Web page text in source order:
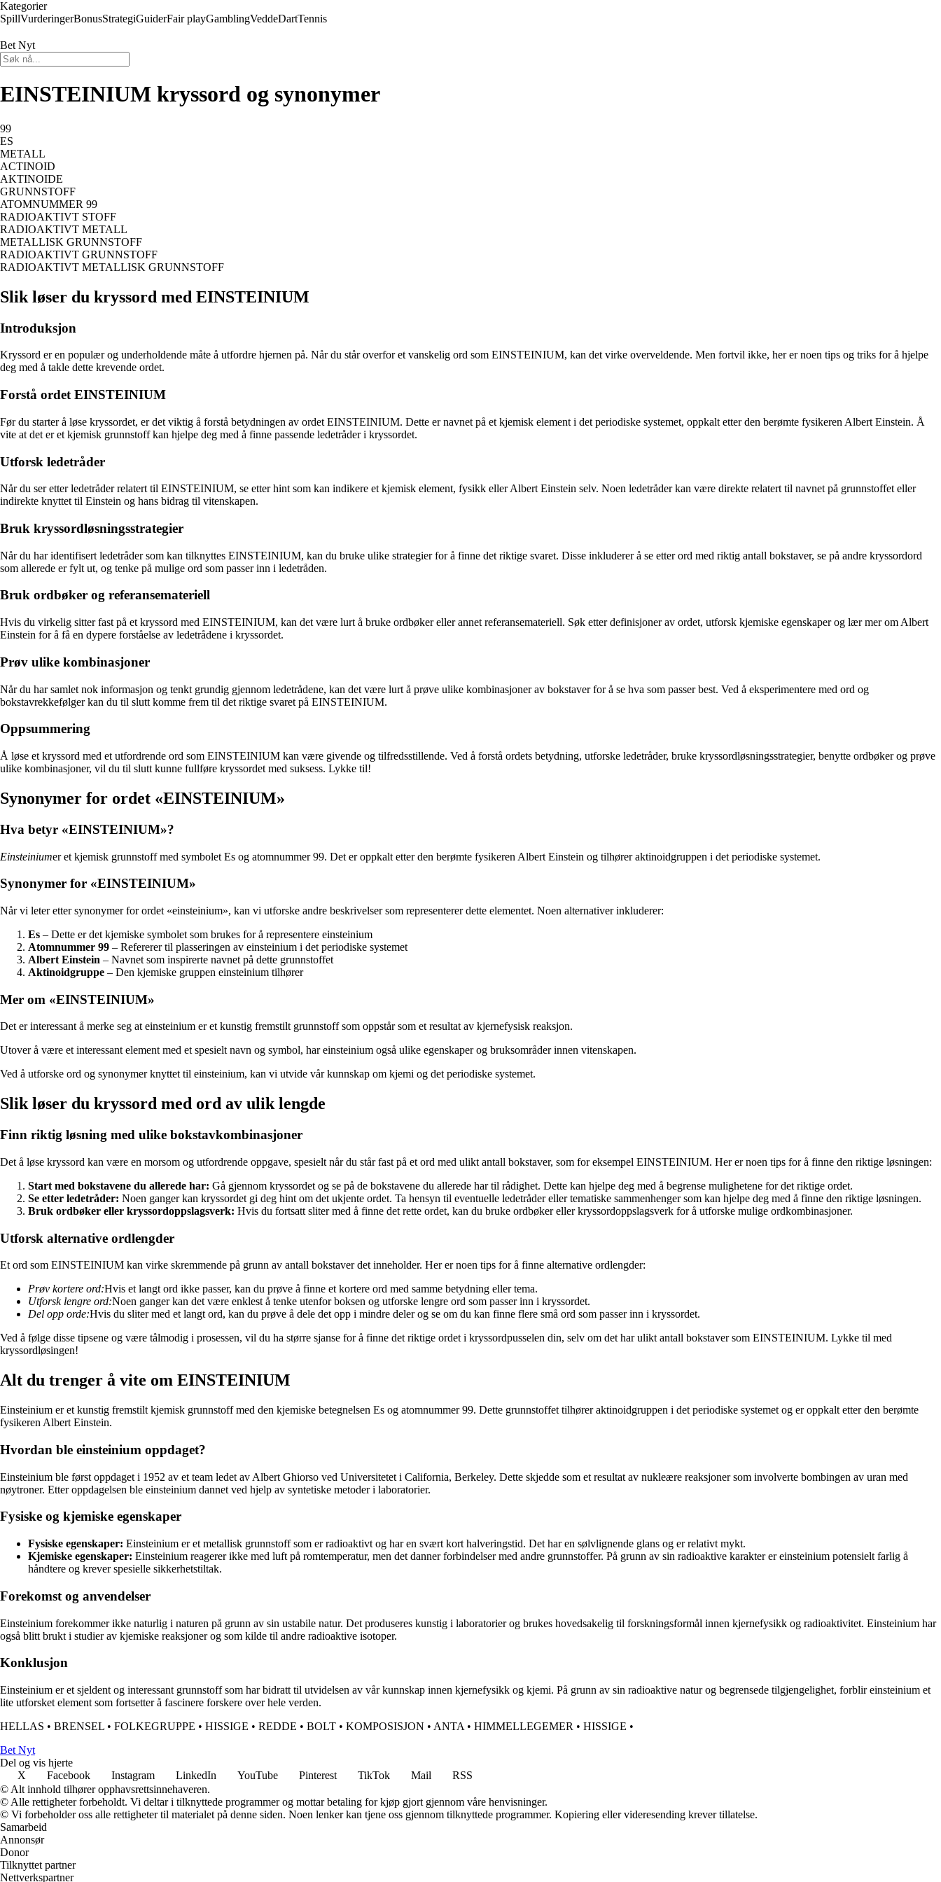
Kategorier
SpillVurderingerBonusStrategiGuiderFair playGamblingVeddeDartTennis
Bet Nyt
EINSTEINIUM kryssord og synonymer
99
ES
METALL
ACTINOID
AKTINOIDE
GRUNNSTOFF
ATOMNUMMER 99
RADIOAKTIVT STOFF
RADIOAKTIVT METALL
METALLISK GRUNNSTOFF
RADIOAKTIVT GRUNNSTOFF
RADIOAKTIVT METALLISK GRUNNSTOFF
Slik løser du kryssord med EINSTEINIUM
Introduksjon
Kryssord er en populær og underholdende måte å utfordre hjernen på. Når du står overfor et vanskelig ord som EINSTEINIUM, kan det virke overveldende. Men fortvil ikke, her er noen tips og triks for å hjelpe
deg med å takle dette krevende ordet.
Forstå ordet EINSTEINIUM
Før du starter å løse kryssordet, er det viktig å forstå betydningen av ordet EINSTEINIUM. Dette er navnet på et kjemisk element i det periodiske systemet, oppkalt etter den berømte fysikeren Albert Einstein. Å
vite at det er et kjemisk grunnstoff kan hjelpe deg med å finne passende ledetråder i kryssordet.
Utforsk ledetråder
Når du ser etter ledetråder relatert til EINSTEINIUM, se etter hint som kan indikere et kjemisk element, fysikk eller Albert Einstein selv. Noen ledetråder kan være direkte relatert til navnet på grunnstoffet eller
indirekte knyttet til Einstein og hans bidrag til vitenskapen.
Bruk kryssordløsningsstrategier
Når du har identifisert ledetråder som kan tilknyttes EINSTEINIUM, kan du bruke ulike strategier for å finne det riktige svaret. Disse inkluderer å se etter ord med riktig antall bokstaver, se på andre kryssordord
som allerede er fylt ut, og tenke på mulige ord som passer inn i ledetråden.
Bruk ordbøker og referansemateriell
Hvis du virkelig sitter fast på et kryssord med EINSTEINIUM, kan det være lurt å bruke ordbøker eller annet referansemateriell. Søk etter definisjoner av ordet, utforsk kjemiske egenskaper og lær mer om Albert
Einstein for å få en dypere forståelse av ledetrådene i kryssordet.
Prøv ulike kombinasjoner
Når du har samlet nok informasjon og tenkt grundig gjennom ledetrådene, kan det være lurt å prøve ulike kombinasjoner av bokstaver for å se hva som passer best. Ved å eksperimentere med ord og
bokstavrekkefølger kan du til slutt komme frem til det riktige svaret på EINSTEINIUM.
Oppsummering
Å løse et kryssord med et utfordrende ord som EINSTEINIUM kan være givende og tilfredsstillende. Ved å forstå ordets betydning, utforske ledetråder, bruke kryssordløsningsstrategier, benytte ordbøker og prøve
ulike kombinasjoner, vil du til slutt kunne fullføre kryssordet med suksess. Lykke til!
Synonymer for ordet «EINSTEINIUM»
Hva betyr «EINSTEINIUM»?
Einsteiniumer et kjemisk grunnstoff med symbolet Es og atomnummer 99. Det er oppkalt etter den berømte fysikeren Albert Einstein og tilhører aktinoidgruppen i det periodiske systemet.
Synonymer for «EINSTEINIUM»
Når vi leter etter synonymer for ordet «einsteinium», kan vi utforske andre beskrivelser som representerer dette elementet. Noen alternativer inkluderer:
Es – Dette er det kjemiske symbolet som brukes for å representere einsteinium
Atomnummer 99 – Refererer til plasseringen av einsteinium i det periodiske systemet
Albert Einstein – Navnet som inspirerte navnet på dette grunnstoffet
Aktinoidgruppe – Den kjemiske gruppen einsteinium tilhører
Mer om «EINSTEINIUM»
Det er interessant å merke seg at einsteinium er et kunstig fremstilt grunnstoff som oppstår som et resultat av kjernefysisk reaksjon.
Utover å være et interessant element med et spesielt navn og symbol, har einsteinium også ulike egenskaper og bruksområder innen vitenskapen.
Ved å utforske ord og synonymer knyttet til einsteinium, kan vi utvide vår kunnskap om kjemi og det periodiske systemet.
Slik løser du kryssord med ord av ulik lengde
Finn riktig løsning med ulike bokstavkombinasjoner
Det å løse kryssord kan være en morsom og utfordrende oppgave, spesielt når du står fast på et ord med ulikt antall bokstaver, som for eksempel EINSTEINIUM. Her er noen tips for å finne den riktige løsningen:
Start med bokstavene du allerede har: Gå gjennom kryssordet og se på de bokstavene du allerede har til rådighet. Dette kan hjelpe deg med å begrense mulighetene for det riktige ordet.
Se etter ledetråder: Noen ganger kan kryssordet gi deg hint om det ukjente ordet. Ta hensyn til eventuelle ledetråder eller tematiske sammenhenger som kan hjelpe deg med å finne den riktige løsningen.
Bruk ordbøker eller kryssordoppslagsverk: Hvis du fortsatt sliter med å finne det rette ordet, kan du bruke ordbøker eller kryssordoppslagsverk for å utforske mulige ordkombinasjoner.
Utforsk alternative ordlengder
Et ord som EINSTEINIUM kan virke skremmende på grunn av antall bokstaver det inneholder. Her er noen tips for å finne alternative ordlengder:
Prøv kortere ord:Hvis et langt ord ikke passer, kan du prøve å finne et kortere ord med samme betydning eller tema.
Utforsk lengre ord:Noen ganger kan det være enklest å tenke utenfor boksen og utforske lengre ord som passer inn i kryssordet.
Del opp orde:Hvis du sliter med et langt ord, kan du prøve å dele det opp i mindre deler og se om du kan finne flere små ord som passer inn i kryssordet.
Ved å følge disse tipsene og være tålmodig i prosessen, vil du ha større sjanse for å finne det riktige ordet i kryssordpusselen din, selv om det har ulikt antall bokstaver som EINSTEINIUM. Lykke til med
kryssordløsingen!
Alt du trenger å vite om EINSTEINIUM
Einsteinium er et kunstig fremstilt kjemisk grunnstoff med den kjemiske betegnelsen Es og atomnummer 99. Dette grunnstoffet tilhører aktinoidgruppen i det periodiske systemet og er oppkalt etter den berømte
fysikeren Albert Einstein.
Hvordan ble einsteinium oppdaget?
Einsteinium ble først oppdaget i 1952 av et team ledet av Albert Ghiorso ved Universitetet i California, Berkeley. Dette skjedde som et resultat av nukleære reaksjoner som involverte bombingen av uran med
nøytroner. Etter oppdagelsen ble einsteinium dannet ved hjelp av syntetiske metoder i laboratorier.
Fysiske og kjemiske egenskaper
Fysiske egenskaper: Einsteinium er et metallisk grunnstoff som er radioaktivt og har en svært kort halveringstid. Det har en sølvlignende glans og er relativt mykt.
Kjemiske egenskaper: Einsteinium reagerer ikke med luft på romtemperatur, men det danner forbindelser med andre grunnstoffer. På grunn av sin radioaktive karakter er einsteinium potensielt farlig å
håndtere og krever spesielle sikkerhetstiltak.
Forekomst og anvendelser
Einsteinium forekommer ikke naturlig i naturen på grunn av sin ustabile natur. Det produseres kunstig i laboratorier og brukes hovedsakelig til forskningsformål innen kjernefysikk og radioaktivitet. Einsteinium har
også blitt brukt i studier av kjemiske reaksjoner og som kilde til andre radioaktive isotoper.
Konklusjon
Einsteinium er et sjeldent og interessant grunnstoff som har bidratt til utvidelsen av vår kunnskap innen kjernefysikk og kjemi. På grunn av sin radioaktive natur og begrensede tilgjengelighet, forblir einsteinium et
lite utforsket element som fortsetter å fascinere forskere over hele verden.
HELLAS • BRENSEL • FOLKEGRUPPE • HISSIGE • REDDE • BOLT • KOMPOSISJON • ANTA • HIMMELLEGEMER • HISSIGE •
Bet Nyt
Del og vis hjerte
X
Facebook Instagram LinkedIn YouTube Pinterest TikTok Mail
RSS
© Alt innhold tilhører opphavsrettsinnehaveren.
© Alle rettigheter forbeholdt. Vi deltar i tilknyttede programmer og mottar betaling for kjøp gjort gjennom våre henvisninger.
© Vi forbeholder oss alle rettigheter til materialet på denne siden. Noen lenker kan tjene oss gjennom tilknyttede programmer. Kopiering eller videresending krever tillatelse.
Samarbeid
Annonsør
Donor
Tilknyttet partner
Nettverkspartner